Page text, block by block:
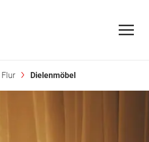
Flur Dielenmöbel